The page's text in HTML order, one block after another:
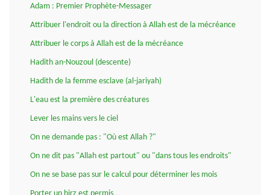
Adam : Premier Prophète-Messager
Attribuer l'endroit ou la direction à Allah est de la mécréance
Attribuer le corps à Allah est de la mécréance
Hadith an-Nouzoul (descente)
Hadith de la femme esclave (al-jariyah)
L'eau est la première des créatures
Lever les mains vers le ciel
On ne demande pas : "Où est Allah ?"
On ne dit pas "Allah est partout" ou "dans tous les endroits"
On ne se base pas sur le calcul pour déterminer les mois